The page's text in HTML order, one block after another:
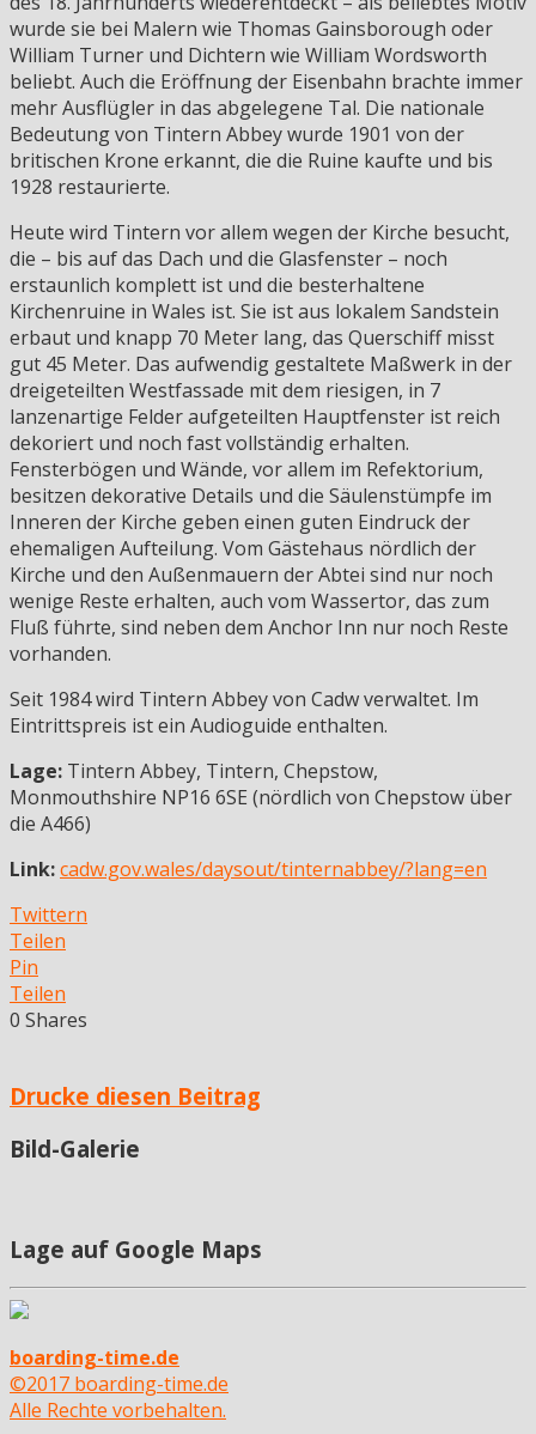
wurde sie bei Malern wie Thomas Gainsborough oder
William Turner und Dichtern wie William Wordsworth
beliebt. Auch die Eröffnung der Eisenbahn brachte immer
mehr Ausflügler in das abgelegene Tal. Die nationale
Bedeutung von Tintern Abbey wurde 1901 von der
britischen Krone erkannt, die die Ruine kaufte und bis
1928 restaurierte.
Heute wird Tintern vor allem wegen der Kirche besucht,
die – bis auf das Dach und die Glasfenster – noch
erstaunlich komplett ist und die besterhaltene
Kirchenruine in Wales ist. Sie ist aus lokalem Sandstein
erbaut und knapp 70 Meter lang, das Querschiff misst
gut 45 Meter. Das aufwendig gestaltete Maßwerk in der
dreigeteilten Westfassade mit dem riesigen, in 7
lanzenartige Felder aufgeteilten Hauptfenster ist reich
dekoriert und noch fast vollständig erhalten.
Fensterbögen und Wände, vor allem im Refektorium,
besitzen dekorative Details und die Säulenstümpfe im
Inneren der Kirche geben einen guten Eindruck der
ehemaligen Aufteilung. Vom Gästehaus nördlich der
Kirche und den Außenmauern der Abtei sind nur noch
wenige Reste erhalten, auch vom Wassertor, das zum
Fluß führte, sind neben dem Anchor Inn nur noch Reste
vorhanden.
Seit 1984 wird Tintern Abbey von Cadw verwaltet. Im
Eintrittspreis ist ein Audioguide enthalten.
Lage: Tintern Abbey, Tintern, Chepstow,
Monmouthshire NP16 6SE (nördlich von Chepstow über
die A466)
Link:cadw.gov.wales/daysout/tinternabbey/?lang=en
Twittern
Teilen
Pin
Teilen
0 Shares
Drucke diesen Beitrag
Bild-Galerie
Lage auf Google Maps
boarding-time.de
©2017 boarding-time.de
Alle Rechte vorbehalten.